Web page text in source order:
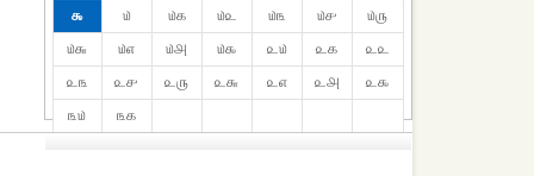
௯
௰ ௰௧ ௰௨ ௰௩ ௰௪
௰௫
௰௬
௰௭ ௰௮ ௰௯ ௨௰ ௨௧
௨௨
௨௩
௨௪ ௨௫ ௨௬ ௨௭ ௨௮
௨௯
௩௰
௩௧